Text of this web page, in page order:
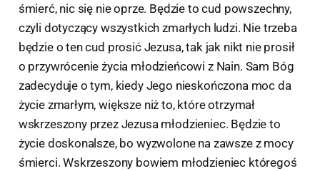
śmierć, nic się nie oprze. Będzie to cud powszechny,
czyli dotyczący wszystkich zmarłych ludzi. Nie trzeba
będzie o ten cud prosić Jezusa, tak jak nikt nie prosił
o przywrócenie życia młodzieńcowi z Nain. Sam Bóg
zadecyduje o tym, kiedy Jego nieskończona moc da
życie zmarłym, większe niż to, które otrzymał
wskrzeszony przez Jezusa młodzieniec. Będzie to
życie doskonalsze, bo wyzwolone na zawsze z mocy
śmierci. Wskrzeszony bowiem młodzieniec któregoś